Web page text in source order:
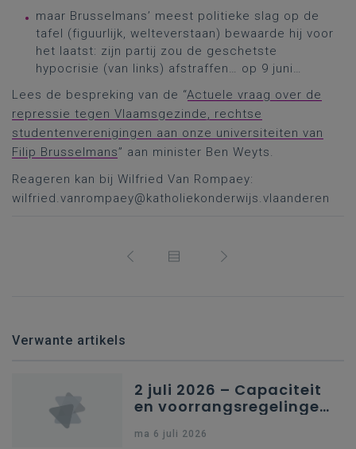
maar Brusselmans’ meest politieke slag op de
tafel (figuurlijk, welteverstaan) bewaarde hij voor
het laatst: zijn partij zou de geschetste
hypocrisie (van links) afstraffen… op 9 juni…
Lees de bespreking van de “Actuele vraag over de
repressie tegen Vlaamsgezinde, rechtse
studentenverenigingen aan onze universiteiten van
Filip Brusselmans” aan minister Ben Weyts.
Reageren kan bij Wilfried Van Rompaey:
wilfried.vanrompaey@katholiekonderwijs.vlaanderen
Verwante artikels
2 juli 2026 – Capaciteit
en voorrangsregelingen
secundair onderwijs in
ma 6 juli 2026